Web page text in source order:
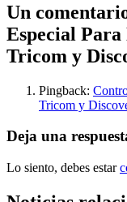
Un
Especial Para
Tricom y
Pingback:
Tricom y
Deja una
Lo siento, debes estar